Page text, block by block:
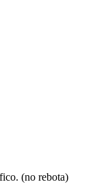
(no rebota)